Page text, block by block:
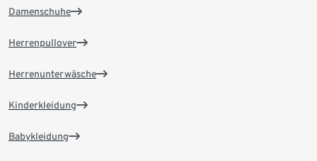
Damenschuhe
Herrenpullover
Herrenunterwäsche
Kinderkleidung
Babykleidung